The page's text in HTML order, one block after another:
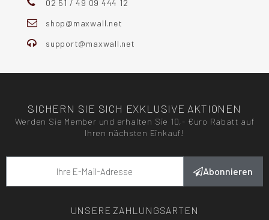
02 51 / 49 09 444 12
shop@maxwall.net
support@maxwall.net
SICHERN SIE SICH EXKLUSIVE AKTIONEN
Werden Sie Member und erhalten Sie 10,- €uro Rabatt auf
Ihren nächsten Einkauf!
Abonnieren
UNSERE ZAHLUNGSARTEN